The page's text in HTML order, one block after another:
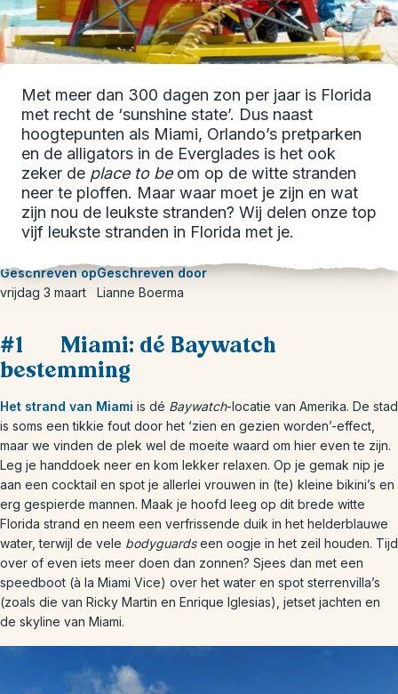
Met meer dan 300 dagen zon per jaar is Florida
met recht de ‘sunshine state’. Dus naast
hoogtepunten als Miami, Orlando’s pretparken
en de alligators in de Everglades is het ook
zeker de place to beom op de witte stranden
neer te ploffen. Maar waar moet je zijn en wat
zijn nou de leukste stranden? Wij delen onze top
vijf leukste stranden in Florida met je.
Geschreven op
vrijdag 3 maart
Geschreven door
Lianne Boerma
#1 Miami: dé Baywatch
bestemming
Het strand van Miami is dé Baywatch-locatie van Amerika. De stad
is soms een tikkie fout door het ‘zien en gezien worden’-effect,
maar we vinden de plek wel de moeite waard om hier even te zijn.
Leg je handdoek neer en kom lekker relaxen. Op je gemak nip je
aan een cocktail en spot je allerlei vrouwen in (te) kleine bikini’s en
erg gespierde mannen. Maak je hoofd leeg op dit brede witte
Florida strand en neem een verfrissende duik in het helderblauwe
water, terwijl de vele bodyguardseen oogje in het zeil houden. Tijd
over of even iets meer doen dan zonnen? Sjees dan met een
speedboot (à la Miami Vice) over het water en spot sterrenvilla’s
(zoals die van Ricky Martin en Enrique Iglesias), jetset jachten en
de skyline van Miami.